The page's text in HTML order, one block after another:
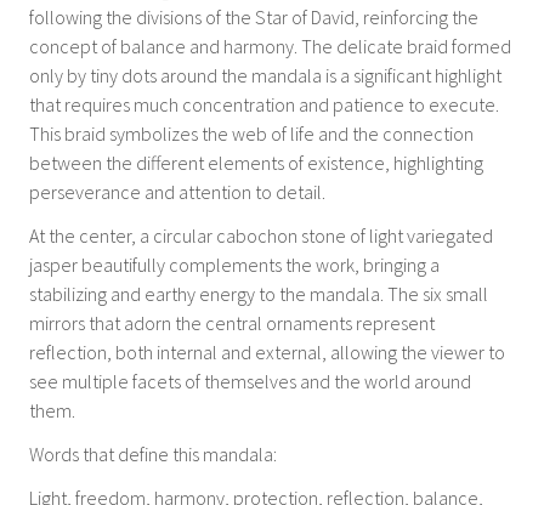
following the divisions of the Star of David, reinforcing the
concept of balance and harmony. The delicate braid formed
only by tiny dots around the mandala is a significant highlight
that requires much concentration and patience to execute.
This braid symbolizes the web of life and the connection
between the different elements of existence, highlighting
perseverance and attention to detail.
At the center, a circular cabochon stone of light variegated
jasper beautifully complements the work, bringing a
stabilizing and earthy energy to the mandala. The six small
mirrors that adorn the central ornaments represent
reflection, both internal and external, allowing the viewer to
see multiple facets of themselves and the world around
them.
Words that define this mandala:
Light, freedom, harmony, protection, reflection, balance,